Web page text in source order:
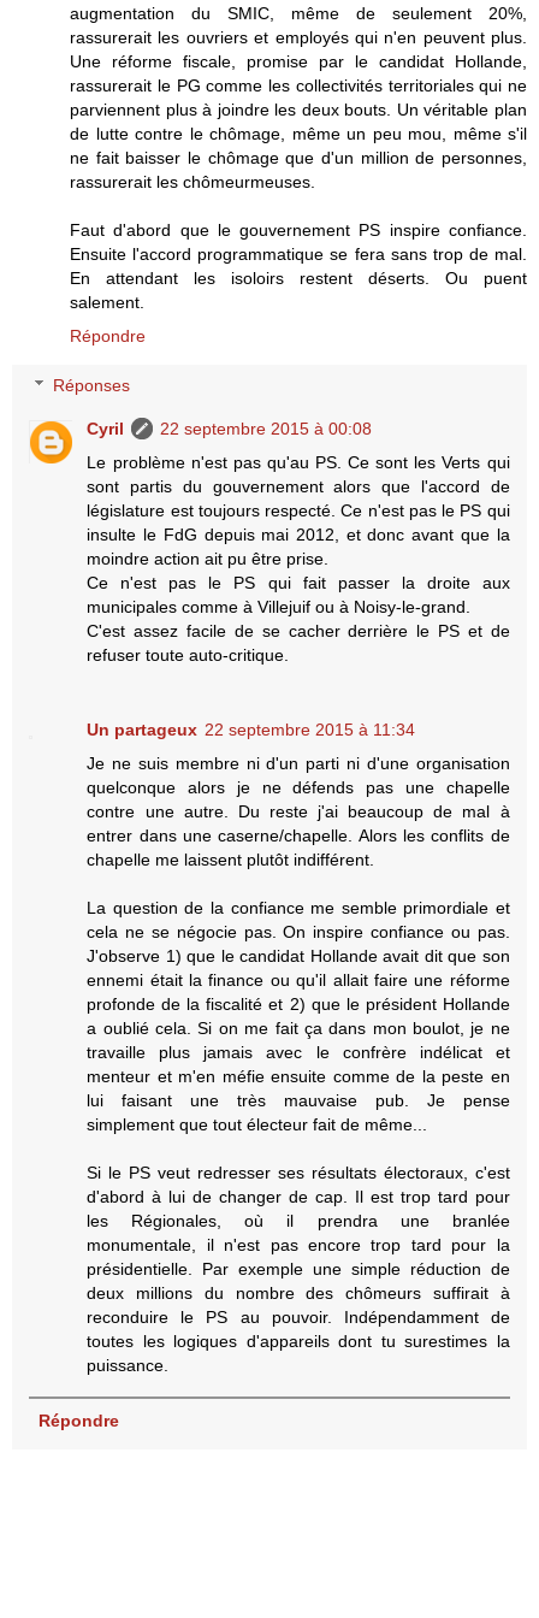
augmentation du SMIC, même de seulement 20%,
rassurerait les ouvriers et employés qui n'en peuvent plus.
Une réforme fiscale, promise par le candidat Hollande,
rassurerait le PG comme les collectivités territoriales qui ne
parviennent plus à joindre les deux bouts. Un véritable plan
de lutte contre le chômage, même un peu mou, même s'il
ne fait baisser le chômage que d'un million de personnes,
rassurerait les chômeurmeuses.
Faut d'abord que le gouvernement PS inspire confiance.
Ensuite l'accord programmatique se fera sans trop de mal.
En attendant les isoloirs restent déserts. Ou puent
salement.
Répondre
Réponses
Cyril
22 septembre 2015 à 00:08
Le problème n'est pas qu'au PS. Ce sont les Verts qui
sont partis du gouvernement alors que l'accord de
législature est toujours respecté. Ce n'est pas le PS qui
insulte le FdG depuis mai 2012, et donc avant que la
moindre action ait pu être prise.
Ce n'est pas le PS qui fait passer la droite aux
municipales comme à Villejuif ou à Noisy-le-grand.
C'est assez facile de se cacher derrière le PS et de
refuser toute auto-critique.
Un partageux 22 septembre 2015 à 11:34
Je ne suis membre ni d'un parti ni d'une organisation
quelconque alors je ne défends pas une chapelle
contre une autre. Du reste j'ai beaucoup de mal à
entrer dans une caserne/chapelle. Alors les conflits de
chapelle me laissent plutôt indifférent.
La question de la confiance me semble primordiale et
cela ne se négocie pas. On inspire confiance ou pas.
J'observe 1) que le candidat Hollande avait dit que son
ennemi était la finance ou qu'il allait faire une réforme
profonde de la fiscalité et 2) que le président Hollande
a oublié cela. Si on me fait ça dans mon boulot, je ne
travaille plus jamais avec le confrère indélicat et
menteur et m'en méfie ensuite comme de la peste en
lui faisant une très mauvaise pub. Je pense
simplement que tout électeur fait de même...
Si le PS veut redresser ses résultats électoraux, c'est
d'abord à lui de changer de cap. Il est trop tard pour
les Régionales, où il prendra une branlée
monumentale, il n'est pas encore trop tard pour la
présidentielle. Par exemple une simple réduction de
deux millions du nombre des chômeurs suffirait à
reconduire le PS au pouvoir. Indépendamment de
toutes les logiques d'appareils dont tu surestimes la
puissance.
Répondre